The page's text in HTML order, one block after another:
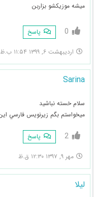
میشه موزیکشو بزاربن
0 پاسخ
اردیبهشت ۶, ۱۳۹۹ ۱۱:۵۴ ب.ظ
Sarina
سلام خسته نباشيد
ميخواستم بگم زيرنويس فارسي
2 پاسخ
مهر ۹, ۱۳۹۷ ۱۲:۳۰ ق.ظ
لیلا